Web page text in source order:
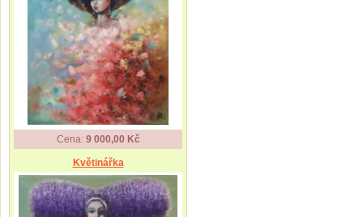
Cena: 9 000,00 Kč
Květinářka